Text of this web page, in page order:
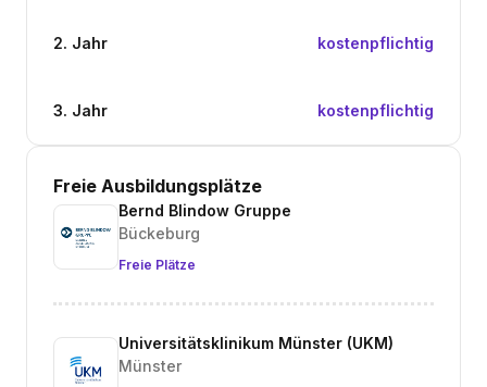
2. Jahr kostenpflichtig
3. Jahr kostenpflichtig
Freie Ausbildungsplätze
Bernd Blindow Gruppe
Bückeburg
Freie Plätze
Universitätsklinikum Münster (UKM)
Münster